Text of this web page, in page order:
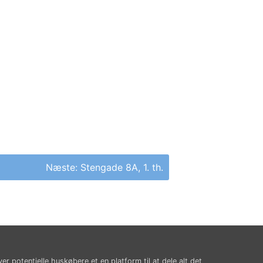
Næste: Stengade 8A, 1. th.
potentielle huskøbere et en platform til at dele alt det